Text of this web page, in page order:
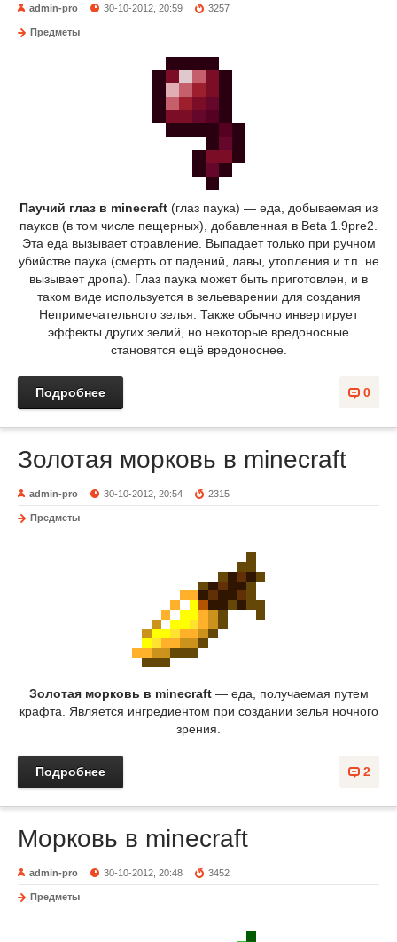
admin-pro 30-10-2012, 20:59 3257
Предметы
Паучий глаз в minecraft (глаз паука) — еда, добываемая из
пауков (в том числе пещерных), добавленная в Beta 1.9pre2.
Эта еда вызывает отравление. Выпадает только при ручном
убийстве паука (смерть от падений, лавы, утопления и т.п. не
вызывает дропа). Глаз паука может быть приготовлен, и в
таком виде используется в зельеварении для создания
Непримечательного зелья. Также обычно инвертирует
эффекты других зелий, но некоторые вредоносные
становятся ещё вредоноснее.
0
Подробнее
Золотая морковь в minecraft
admin-pro 30-10-2012, 20:54 2315
Предметы
Золотая морковь в minecraft— еда, получаемая путем
крафта. Является ингредиентом при создании зелья ночного
зрения.
2
Подробнее
Морковь в minecraft
admin-pro 30-10-2012, 20:48 3452
Предметы